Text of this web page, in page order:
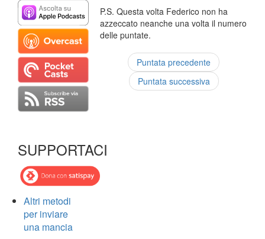
SUPPORTACI
Altri metodi
per inviare
una mancia
P.S. Questa volta Federico non ha
azzeccato neanche una volta il numero
delle puntate.
Puntata precedente
Puntata successiva